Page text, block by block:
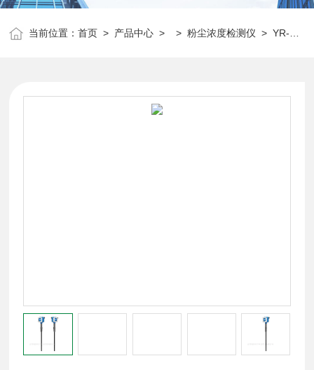
当前位置：首页 > 产品中心 > >粉尘浓度检测仪 > YR-F200布袋粉尘浓度检测仪